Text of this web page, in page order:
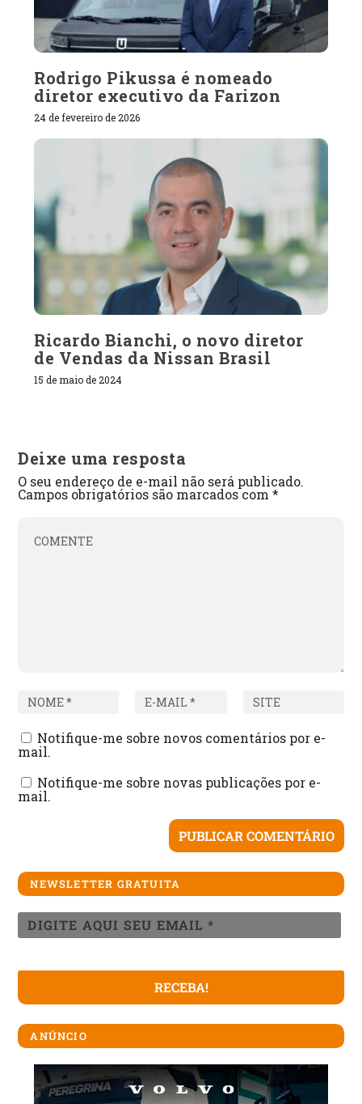
Rodrigo Pikussa é nomeado
diretor executivo da Farizon
24 de fevereiro de 2026
Ricardo Bianchi, o novo diretor
de Vendas da Nissan Brasil
15 de maio de 2024
Deixe uma resposta
O seu endereço de e-mail não será publicado.
Campos obrigatórios são marcados com*
Notifique-me sobre novos comentários por e-
mail.
Notifique-me sobre novas publicações por e-
mail.
NEWSLETTER GRATUITA
ANÚNCIO